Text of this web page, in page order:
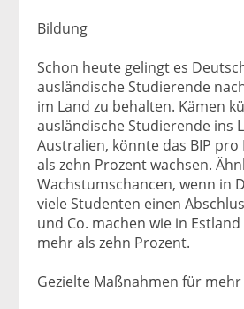
Bildung
Schon heute gelingt es
ausländische Studierende
im Land zu behalten. Kämen
ausländische Studierende ins
Australien, könnte das BIP
als zehn Prozent wachsen.
Wachstumschancen, wenn in
viele Studenten einen
und Co. machen wie in
mehr als zehn Prozent.
Gezielte Maßnahmen für